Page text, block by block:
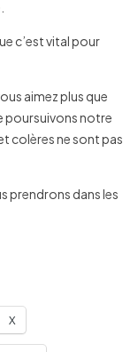
c’est vital pour
aimez plus que
poursuivons notre
colères ne sont pas
prendrons dans les
X